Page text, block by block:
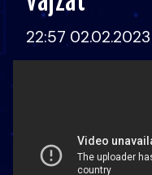
22:57 02.02.2023